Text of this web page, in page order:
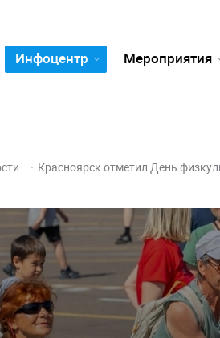
Инфоцентр Мероприятия
Красноярск отметил День